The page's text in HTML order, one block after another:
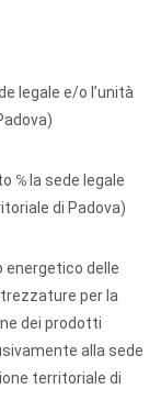
legale e/o l’unità
℅ la sede legale
di Padova)
delle
per la
dei prodotti
alla sede
territoriale di